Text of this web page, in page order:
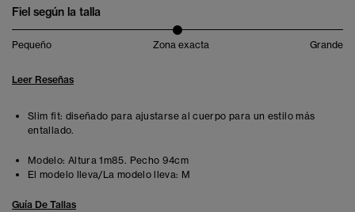
Fiel según la talla
Pequeño Zona exacta Grande
Leer Reseñas
Slim fit: diseñado para ajustarse al cuerpo para un estilo más
entallado.
Modelo: Altura 1m85. Pecho 94cm
El modelo lleva/La modelo lleva: M
Guía De Tallas